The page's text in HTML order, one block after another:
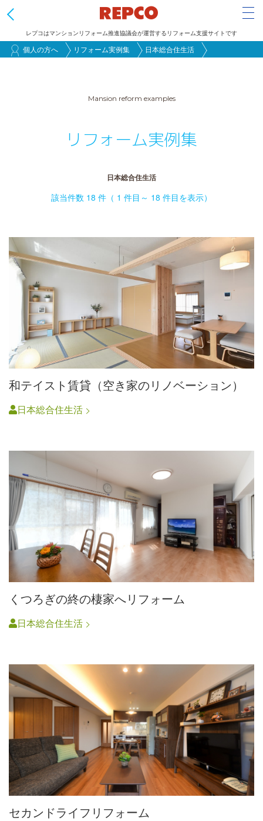
レプコはマンションリフォーム推進協議会が運営するリフォーム支援サイトです
個人の方へ リフォーム実例集 日本総合住生活
Mansion reform examples
リフォーム実例集
日本総合住生活
該当件数 18 件（ 1 件目～ 18 件目を表示）
和テイスト賃貸（空き家のリノベーション）
日本総合住生活
くつろぎの終の棲家へリフォーム
日本総合住生活
セカンドライフリフォーム